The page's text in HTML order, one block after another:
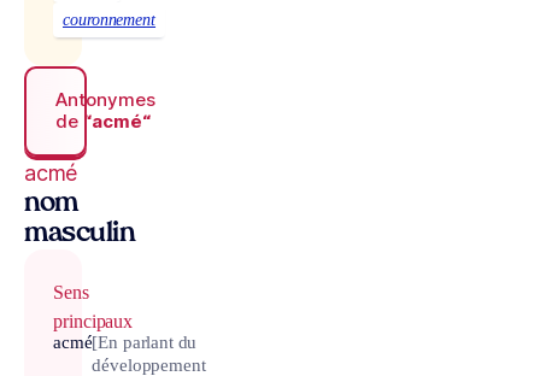
couronnement
Antonymes
de “acmé“
acmé
nom
masculin
Sens
principaux
acmé[En parlant du
développement